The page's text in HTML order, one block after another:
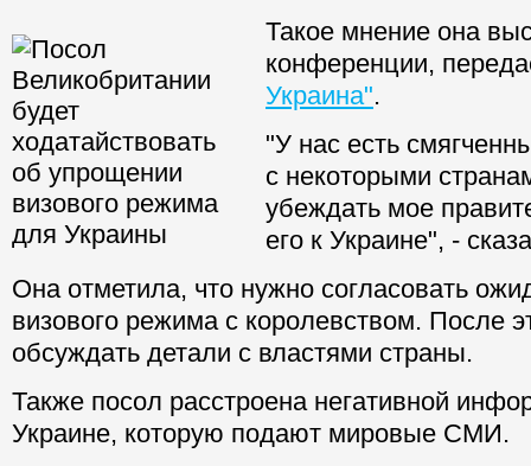
Такое мнение она
конференции,
Украина".
"У нас есть
с некоторыми
убеждать мое
его к Украине", -
Она отметила, что нужно согласовать
визового режима с королевством. После
обсуждать детали с властями страны.
Также посол расстроена негативной
Украине, которую подают мировые СМИ.